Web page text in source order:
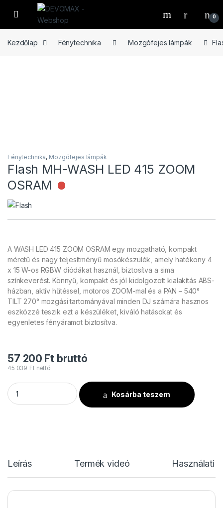
Ugrás a navigációhoz
Ugrás a tartalomhoz
Open 0
Kezdőlap Fénytechnika Mozgófejes lámpák
Fénytechnika, Mozgófejes lámpák
Flash MH-WASH LED 415 ZOOM
OSRAM
Nincs raktáron
A WASH LED 415 ZOOM OSRAM egy mozgatható, kompakt
méretű és nagy teljesítményű mosókészülék, amely hatékony 4
x 15 W-os RGBW diódákat használ, biztosítva a sima
színkeverést. Könnyű, kompakt és jól kidolgozott kialakítás ABS-
házban, aktív hűtéssel, motoros ZOOM-mal és a PAN – 540°
TILT 270° mozgási tartományával minden DJ számára hasznos
eszközzé teszik ezt a készüléket, kiváló hatásokat és
egyenletes fényáramot biztosítva.
57 200 Ft bruttó
45 039 Ftnettó
Flash MH-WASH LED 415 ZOOM OSRAM mennyiség
Kosárba teszem
Leírás Termék videó Használati